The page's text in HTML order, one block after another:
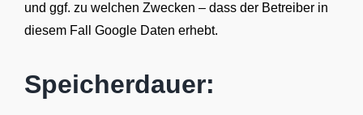
und ggf. zu welchen Zwecken – dass der Betreiber in
diesem Fall Google Daten erhebt.
Speicherdauer: